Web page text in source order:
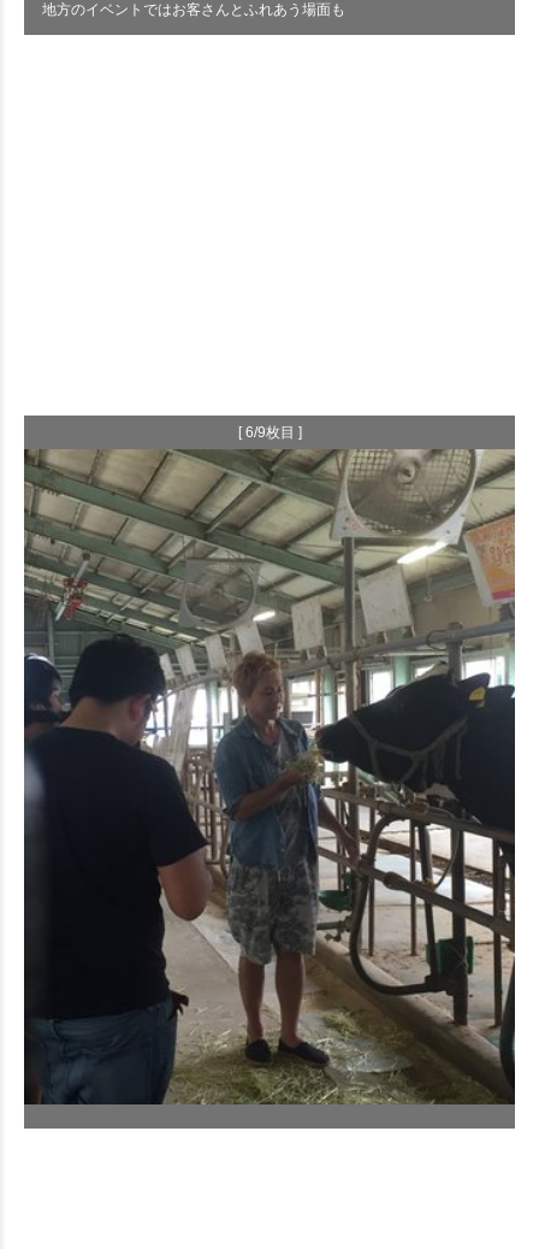
地方のイベントではお客さんとふれあう場面も
[ 6/9枚目 ]